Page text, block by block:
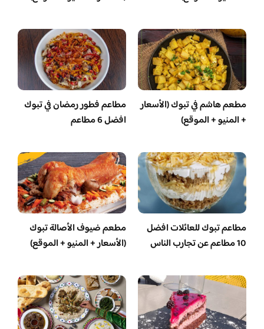
مطعم هاشم في تبوك (الأسعار
+ المنيو + الموقع)
مطاعم فطور رمضان في تبوك
افضل 6 مطاعم
مطاعم تبوك للعائلات افضل
10 مطاعم عن تجارب الناس
مطعم ضيوف الأصالة تبوك
(الأسعار + المنيو + الموقع)